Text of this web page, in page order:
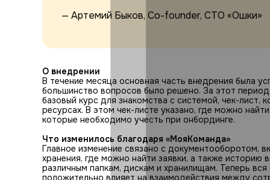
— Артемий Быков, Co-founder, CTO «Ошки»
О внедрении
В течение месяца основная часть внедрения была
большинство вопросов было решено. За этот
базовый курс для знакомства с системой, чек-
ресурсах. В этом чек-листе указано, где можно
которые необходимо учесть при онбординге.
Что изменилось благодаря «МояКоманда»
Главное изменение связано с документооборотом,
хранения, где можно найти заявки, а также
различным папкам, дискам и хранилищам. Теперь
положительно влияет на взаимодействия между